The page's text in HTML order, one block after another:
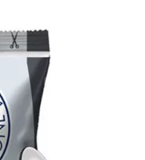
compatibili
Marchio
NERA